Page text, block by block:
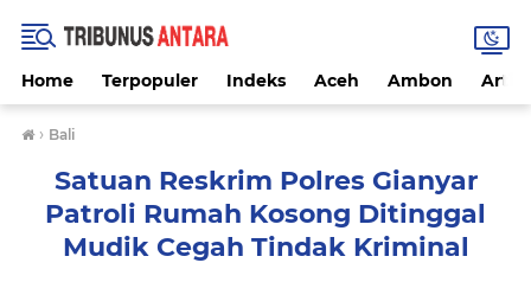
Home Terpopuler Indeks Aceh Ambon
› Bali
Satuan Reskrim Polres Gianyar
Patroli Rumah Kosong Ditinggal
Mudik Cegah Tindak Kriminal